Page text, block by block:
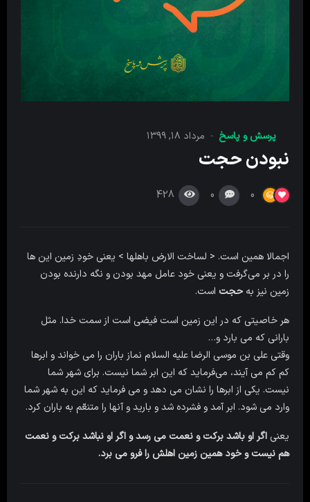
پرسش‌ و پاسخ مرداد ۱۸, ۱۳۹۹
نبودن حجت
0
0
428
اجمالا همین است. < لساخت الارض باهلها > یعنی خودِ زمین این ها
را در بر می‌گرفت و یعنی خود عامل مهد بودن و نگه دارنده بودن
زمین نیز به حجت است.
هر خاصیتی که در این زمین است فیضی است از سمت خدا. مثل
بارانی که می بارد و…
وقتی علی بن موسی الرضا علیه السلام نماز باران را می خواند و ابرها
کم کم می آیند، می‌فرماید که این ابر شما نیست. برای شهر شما
نیست. یکی از ابرها را نشان می دهد و می فرماید که این به شهر شما
وارد می شود. ابر آمد و فشرده شد و بارید و آنها را متنعّم به باران کرد.
یعنی اگر او باشد برکت و نعمت می رسد و اگر او نباشد برکت و نعمت
هم نیست و خود همین زمین اهلش را فرو می برد.